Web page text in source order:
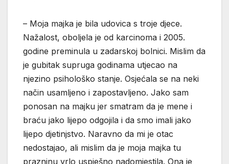
– Moja majka je bila udovica s troje djece.
Nažalost, oboljela je od karcinoma i 2005.
godine preminula u zadarskoj bolnici. Mislim da
je gubitak supruga godinama utjecao na
njezino psihološko stanje. Osjećala se na neki
način usamljeno i zapostavljeno. Jako sam
ponosan na majku jer smatram da je mene i
braću jako lijepo odgojila i da smo imali jako
lijepo djetinjstvo. Naravno da mi je otac
nedostajao, ali mislim da je moja majka tu
prazninu vrlo uspješno nadomjestila. Ona je